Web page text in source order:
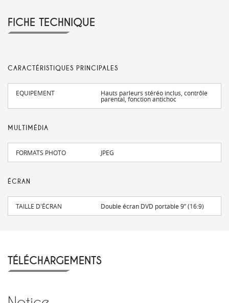
FICHE TECHNIQUE
CARACTÉRISTIQUES PRINCIPALES
EQUIPEMENT Hauts parleurs stéréo inclus, contrôle
parental, fonction antichoc
MULTIMÉDIA
FORMATS PHOTO JPEG
ÉCRAN
TAILLE D'ÉCRAN Double écran DVD portable 9’’ (16:9)
TÉLÉCHARGEMENTS